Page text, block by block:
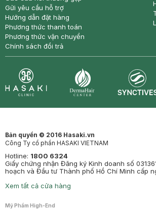
Gửi yêu cầu hỗ trợ
Hướng dẫn đặt hàng
Phương thức thanh toán
Phương thức vận chuyển
Chính sách đổi trả
Bản quyền © 2016 Hasaki.vn
Công Ty cổ phần HASAKI VIETNAM
Hotline: 1800 6324
Giấy chứng nhận Đăng ký Kinh doanh số
hoạch và Đầu tư Thành phố Hồ Chí Minh cấp
Xem tất cả cửa hàng
Mỹ Phẩm High-End